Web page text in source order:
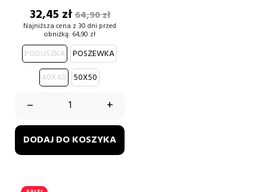
Cena
32,45 złCena
podstawowa
64,90 zł
Najniższa cena z 30 dni przed
obniżką: 64,90 zł
PODUSZKA
POSZEWKA
40X40
50X50
– +
DODAJ DO KOSZYKA